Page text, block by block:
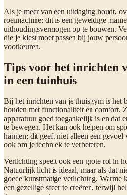
Als je meer van een uitdaging houdt,
roeimachine; dit is een geweldige
uithoudingsvermogen op te bouwen.
die je kiest moet passen bij jouw
voorkeuren.
Tips voor het inrichten
in een tuinhuis
Bij het inrichten van je thuisgym is het
houden met functionaliteit en comfort.
apparatuur goed toegankelijk is en dat
te bewegen. Het kan ook helpen om
hangen; dit geeft niet alleen een gevoel
ook om je techniek te verbeteren.
Verlichting speelt ook een grote rol in
Natuurlijk licht is ideaal, maar als dat
goede kunstmatige verlichting. Warme
een gezellige sfeer te creëren, terwijl